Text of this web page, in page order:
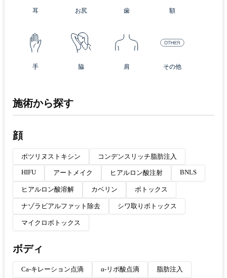
耳 お尻 歯 額
手 脇 肩 その他
施術から探す
顔
ボツリヌストキシン コンデンスリッチ脂肪注入
HIFU アートメイク ヒアルロン酸注射 BNLS
ヒアルロン酸溶解 カベリン ボトックス
ナゾラビアルファット除去 シワ取りボトックス
マイクロボトックス
ボディ
Ca-キレーション点滴 α-リポ酸点滴 脂肪注入